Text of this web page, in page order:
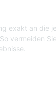
exakt an die
vermeiden